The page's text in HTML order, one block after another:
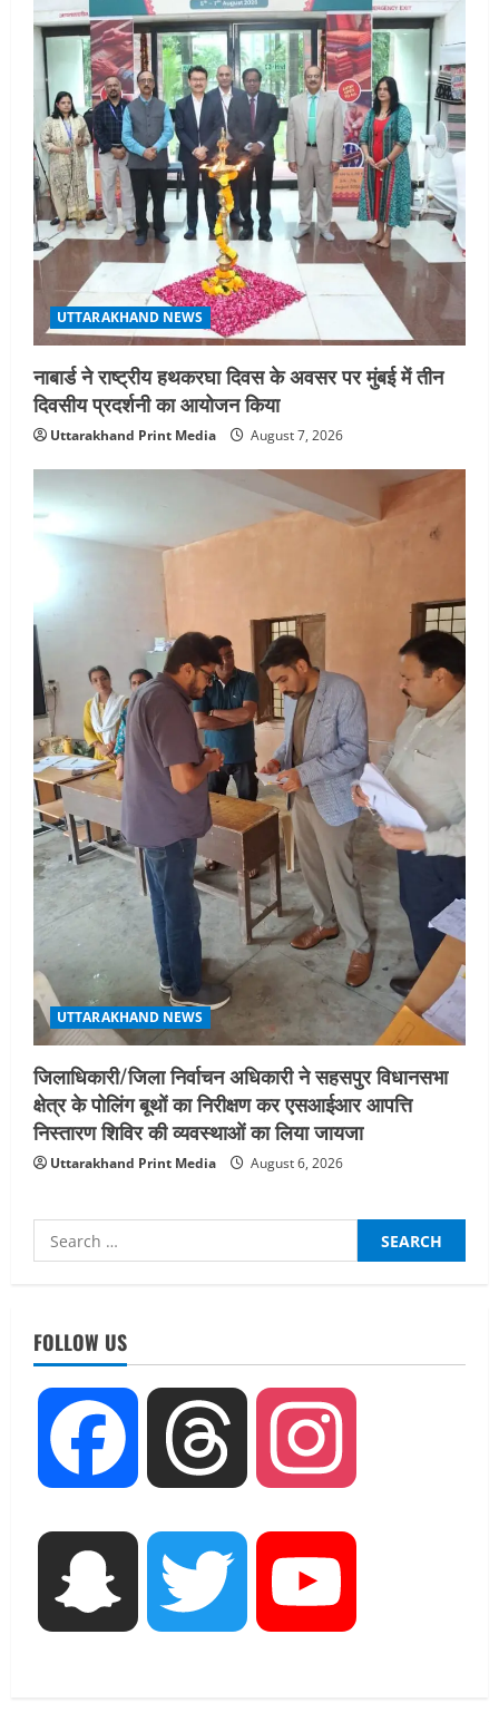
UTTARAKHAND NEWS
नाबार्ड ने राष्ट्रीय हथकरघा दिवस के अवसर पर मुंबई में तीन
दिवसीय प्रदर्शनी का आयोजन किया
Uttarakhand Print Media August 7, 2026
UTTARAKHAND NEWS
जिलाधिकारी/जिला निर्वाचन अधिकारी ने सहसपुर विधानसभा
क्षेत्र के पोलिंग बूथों का निरीक्षण कर एसआईआर आपत्ति
निस्तारण शिविर की व्यवस्थाओं का लिया जायजा
Uttarakhand Print Media August 6, 2026
Search
for:
FOLLOW US
Facebook Threads
Snapchat Twitter
August 7, 2026
UTTARAKHAND NEWS
जिलाधिकारी/जिला निर्वाचन अधिकारी ने
सहसपुर विधानसभा क्षेत्र के पोलिंग बूथों का
August 6, 2026
UTTARAKHAND NEWS
तीलू रौतेली पुरस्कार के लिए 13 वीरांगनाओं का
चयन : रेखा आर्या